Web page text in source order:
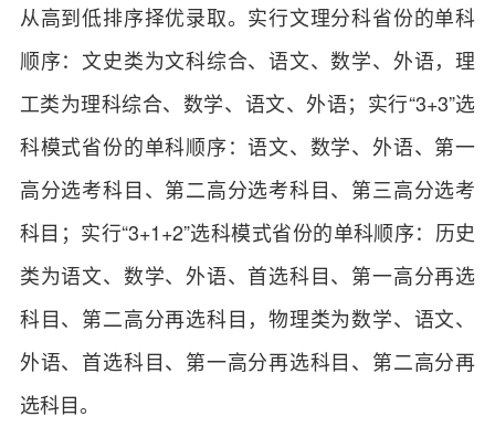
从高到低排序择优录取。实行文理分科省份的单科
顺序：文史类为文科综合、语文、数学、外语，理
工类为理科综合、数学、语文、外语；实行“3+3”选
科模式省份的单科顺序：语文、数学、外语、第一
高分选考科目、第二高分选考科目、第三高分选考
科目；实行“3+1+2”选科模式省份的单科顺序：历史
类为语文、数学、外语、首选科目、第一高分再选
科目、第二高分再选科目，物理类为数学、语文、
外语、首选科目、第一高分再选科目、第二高分再
选科目。